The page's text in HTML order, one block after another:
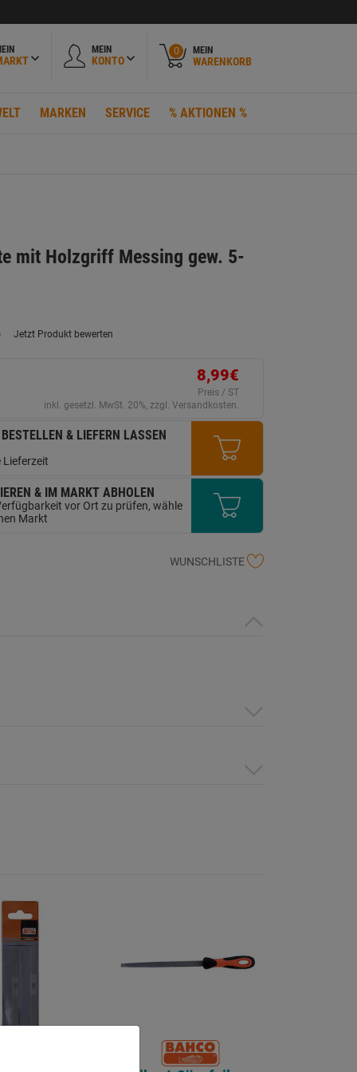
MEIN
KONTO
0 MEIN
WARENKORB
MARKEN SERVICE % AKTIONEN %
mit Holzgriff Messing gew. 5-
Jetzt Produkt bewerten
8,99€
Preis / ST
inkl. gesetzl. MwSt. 20%, zzgl. Versandkosten.
& LIEFERN LASSEN
Lieferzeit
& IM MARKT ABHOLEN
vor Ort zu prüfen, wähle
Markt
WUNSCHLISTE